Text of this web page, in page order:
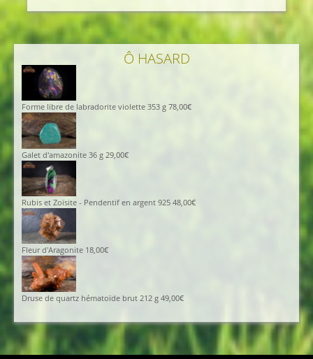
Ô HASARD
Forme libre de labradorite violette 353 g 78,00€
Galet d'amazonite 36 g 29,00€
Rubis et Zoïsite - Pendentif en argent 925 48,00€
Fleur d'Aragonite 18,00€
Druse de quartz hématoïde brut 212 g 49,00€